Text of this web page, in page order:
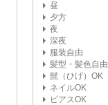
昼
夕方
夜
深夜
服装自由
髪型・髪色自由
髭（ひげ）OK
ネイルOK
ピアスOK